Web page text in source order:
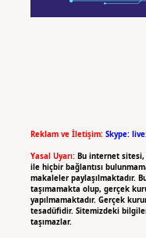
Reklam ve İletişim: Skype:
Yasal Uyarı: Bu internet
ile hiçbir bağlantısı
makaleler paylaşılmaktadır.
taşımamakta olup, gerçek
yapılmamaktadır. Gerçek
tesadüfidir. Sitemizdeki
taşımazlar.